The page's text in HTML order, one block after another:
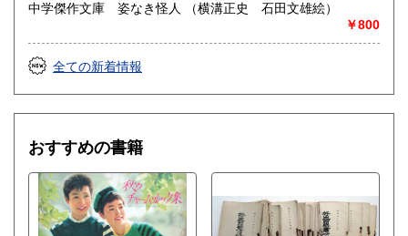
中学傑作文庫 姿なき怪人 （横溝正史 石田文雄絵）
￥800
全ての新着情報
おすすめの書籍